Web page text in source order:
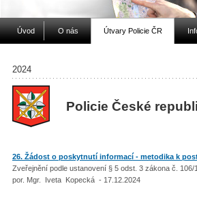
Úvod O nás Útvary Policie ČR
2024
Policie České
26. Žádost o poskytnutí informací - metodika k
Zveřejnění podle ustanovení § 5 odst. 3 zákona č. 106/
por. Mgr. Iveta Kopecká - 17.12.2024